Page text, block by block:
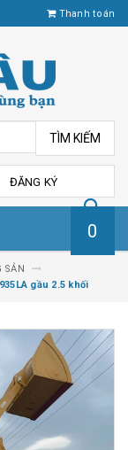
Thanh toán
TÌM KIẾM
ĐĂNG KÝ
0
SẢN
gầu 2.5 khối